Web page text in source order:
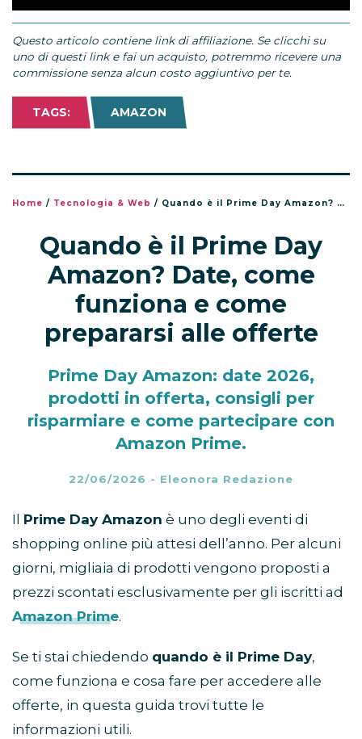
Questo articolo contiene link di affiliazione. Se clicchi su
uno di questi link e fai un acquisto, potremmo ricevere una
commissione senza alcun costo aggiuntivo per te.
TAGS: AMAZON
Home / Tecnologia & Web / Quando è il Prime Day Amazon? Date, come funziona e come prepararsi alle offerte
Quando è il Prime Day
Amazon? Date, come
funziona e come
prepararsi alle offerte
Prime Day Amazon: date 2026,
prodotti in offerta, consigli per
risparmiare e come partecipare con
Amazon Prime.
22/06/2026 - Eleonora Redazione
Il Prime Day Amazon è uno degli eventi di
shopping online più attesi dell’anno. Per alcuni
giorni, migliaia di prodotti vengono proposti a
prezzi scontati esclusivamente per gli iscritti ad
Amazon Prime.
Se ti stai chiedendo quando è il Prime Day,
come funziona e cosa fare per accedere alle
offerte, in questa guida trovi tutte le
informazioni utili.